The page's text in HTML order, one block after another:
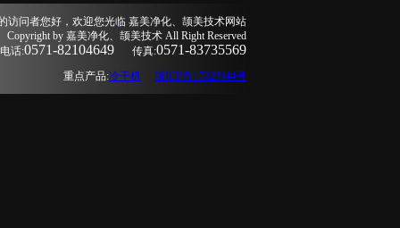
访问者您好，欢迎您光临 嘉美净化、颉美技术网站
Copyright by 嘉美净化、颉美技术 All Right Reserved
话:0571-82104649 传真:0571-83735569
重点产品:冷干机 浙ICP备17029944号